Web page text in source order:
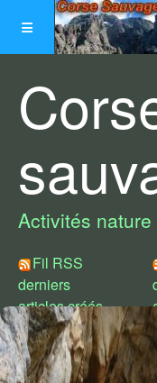
Activités
Fil RSS
derniers
articles créés
Choix de styles :